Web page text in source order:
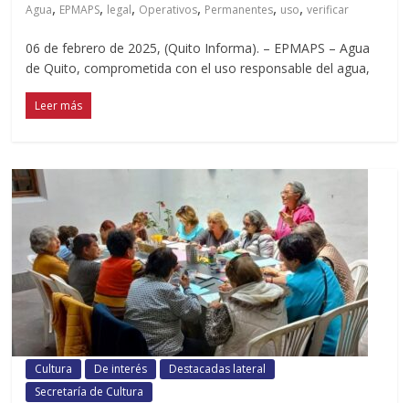
Agua, EPMAPS, legal, Operativos, Permanentes, uso,verificar
06 de febrero de 2025, (Quito Informa). – EPMAPS – Agua
de Quito, comprometida con el uso responsable del agua,
Leer más
Cultura De interés
Destacadas lateral
Secretaría de Cultura